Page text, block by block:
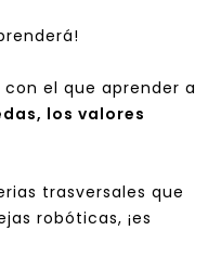
el que aprender a
los valores
trasversales que
robóticas, ¡es